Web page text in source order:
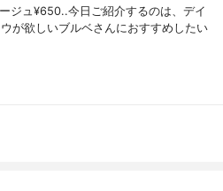
ジュ¥650..今日ご紹介するのは、デイ
が欲しいブルベさんにおすすめしたい